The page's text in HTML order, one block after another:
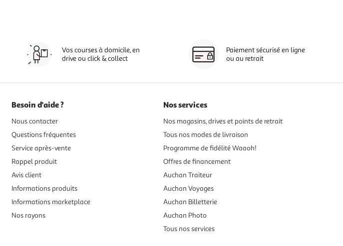
Vos courses à domicile, en
drive ou click & collect
Paiement sécurisé en ligne
ou au retrait
Besoin d'aide ?
Nous contacter
Questions fréquentes
Service après-vente
Rappel produit
Avis client
Informations produits
Informations marketplace
Nos rayons
Nos services
Nos magasins, drives et points de retrait
Tous nos modes de livraison
Programme de fidélité Waaoh!
Offres de financement
Auchan Traiteur
Auchan Voyages
Auchan Billetterie
Auchan Photo
Tous nos services